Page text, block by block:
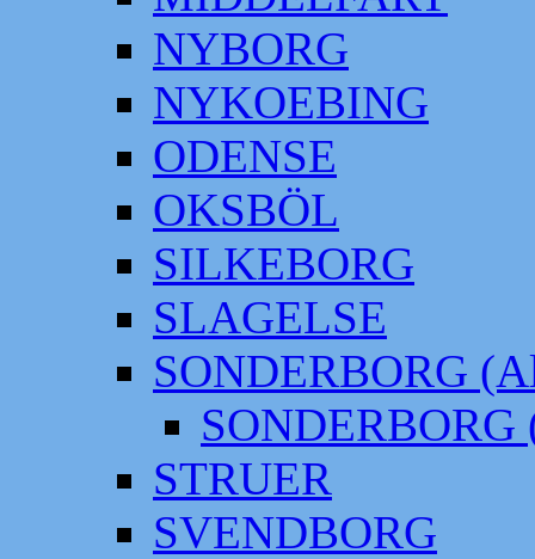
NYBORG
NYKOEBING
ODENSE
OKSBÖL
SILKEBORG
SLAGELSE
SONDERBORG
SONDERBORG
STRUER
SVENDBORG